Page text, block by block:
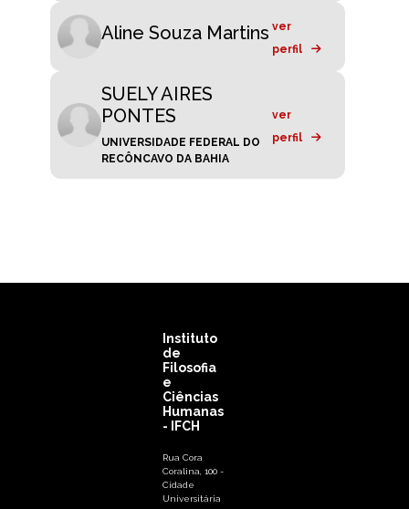
Aline Souza Martins ver
perfil
SUELY AIRES
PONTES
UNIVERSIDADE FEDERAL DO
RECÔNCAVO DA BAHIA
ver
perfil
Instituto
de
Filosofia
e
Ciências
Humanas
- IFCH
Rua Cora
Coralina, 100 -
Cidade
Universitária